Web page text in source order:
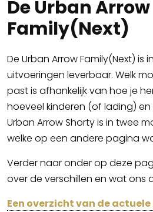
De Urban Arrow
Family(Next)
De Urban Arrow Family(Next) is
uitvoeringen leverbaar. Welk
past is afhankelijk van hoe je
hoeveel kinderen (of lading)
Urban Arrow Shorty is in twee
welke op een andere pagina
Verder naar onder op deze
over de verschillen en wat ons
Een overzicht van de